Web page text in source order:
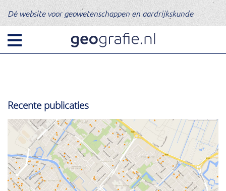
Dé website voor geowetenschappen en aardrijkskunde
Recente publicaties